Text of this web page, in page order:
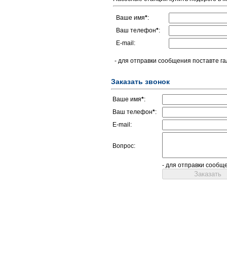
Ваше имя*:
Ваш телефон*:
E-mail:
- для отправки сообщения поставте
Заказать звонок
Ваше имя*:
Ваш телефон*:
E-mail:
Вопрос:
- для отправки